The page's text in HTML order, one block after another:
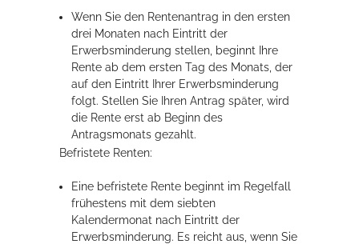
Wenn Sie den Rentenantrag in den ersten
drei Monaten nach Eintritt der
Erwerbsminderung stellen, beginnt Ihre
Rente ab dem ersten Tag des Monats, der
auf den Eintritt Ihrer Erwerbsminderung
folgt. Stellen Sie Ihren Antrag später, wird
die Rente erst ab Beginn des
Antragsmonats gezahlt.
Befristete Renten:
Eine befristete Rente beginnt im Regelfall
frühestens mit dem siebten
Kalendermonat nach Eintritt der
Erwerbsminderung. Es reicht aus, wenn Sie